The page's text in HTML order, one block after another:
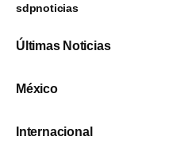
sdpnoticias
Últimas Noticias
México
Internacional